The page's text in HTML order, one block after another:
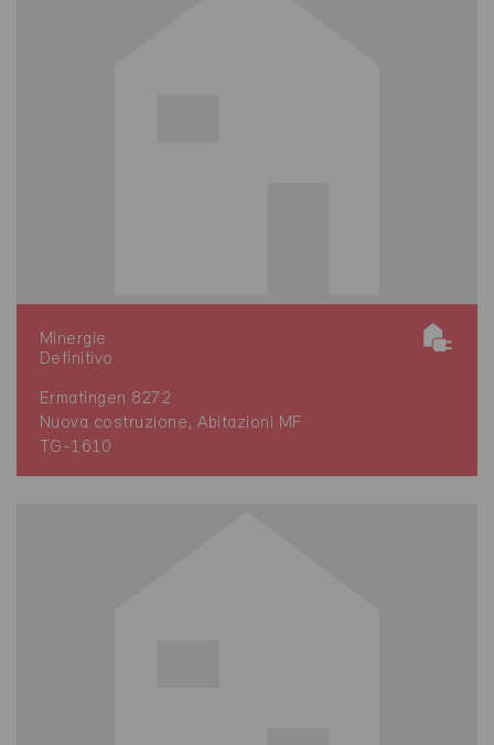
Minergie
Definitivo
Ermatingen 8272
Nuova costruzione, Abitazioni MF
TG-1610